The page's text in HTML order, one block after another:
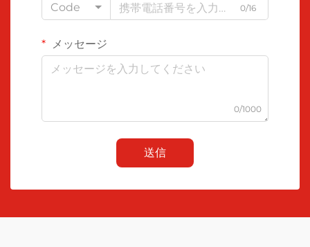
Code
0/16
メッセージ
0/1000
送信